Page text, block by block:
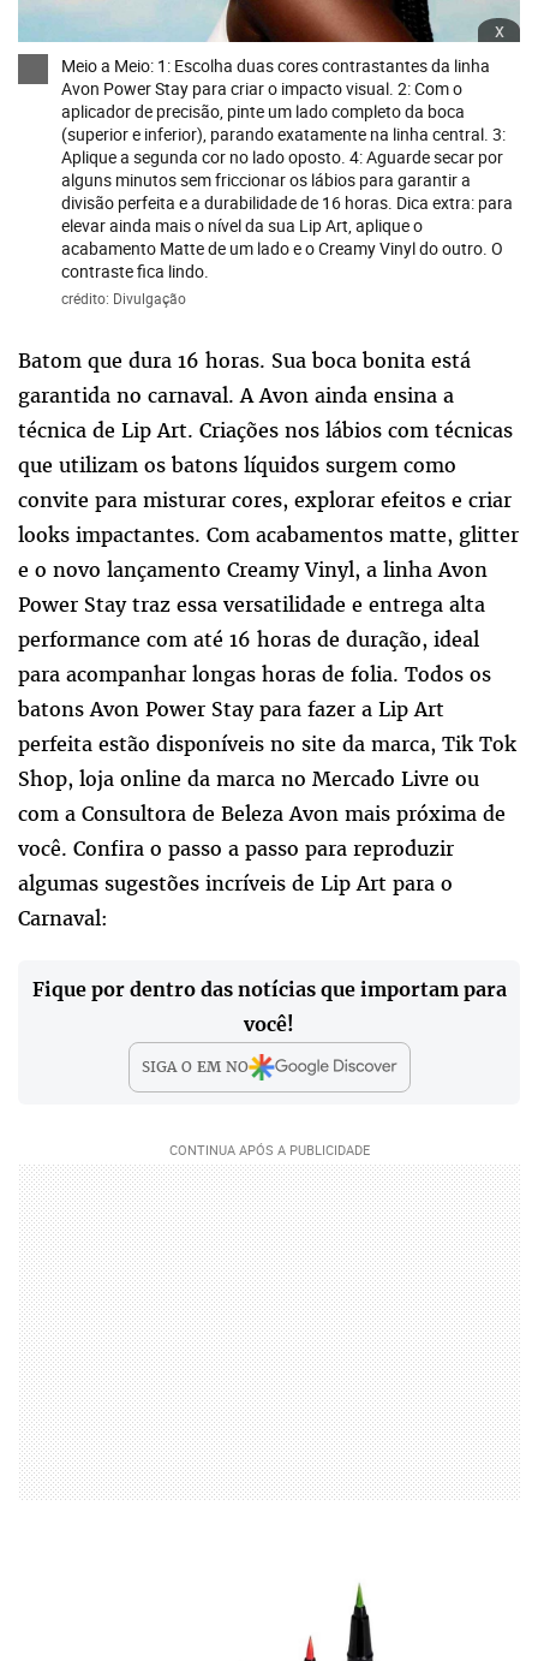
x
Meio a Meio: 1: Escolha duas cores contrastantes da linha
Avon Power Stay para criar o impacto visual. 2: Com o
aplicador de precisão, pinte um lado completo da boca
(superior e inferior), parando exatamente na linha central. 3:
Aplique a segunda cor no lado oposto. 4: Aguarde secar por
alguns minutos sem friccionar os lábios para garantir a
divisão perfeita e a durabilidade de 16 horas. Dica extra: para
elevar ainda mais o nível da sua Lip Art, aplique o
acabamento Matte de um lado e o Creamy Vinyl do outro. O
contraste fica lindo.
crédito: Divulgação
Batom que dura 16 horas. Sua boca bonita está
garantida no carnaval. A Avon ainda ensina a
técnica de Lip Art. Criações nos lábios com técnicas
que utilizam os batons líquidos surgem como
convite para misturar cores, explorar efeitos e criar
looks impactantes. Com acabamentos matte, glitter
e o novo lançamento Creamy Vinyl, a linha Avon
Power Stay traz essa versatilidade e entrega alta
performance com até 16 horas de duração, ideal
para acompanhar longas horas de folia. Todos os
batons Avon Power Stay para fazer a Lip Art
perfeita estão disponíveis no site da marca, Tik Tok
Shop, loja online da marca no Mercado Livre ou
com a Consultora de Beleza Avon mais próxima de
você. Confira o passo a passo para reproduzir
algumas sugestões incríveis de Lip Art para o
Carnaval:
Fique por dentro das notícias que importam para
você!
SIGA O EMNO